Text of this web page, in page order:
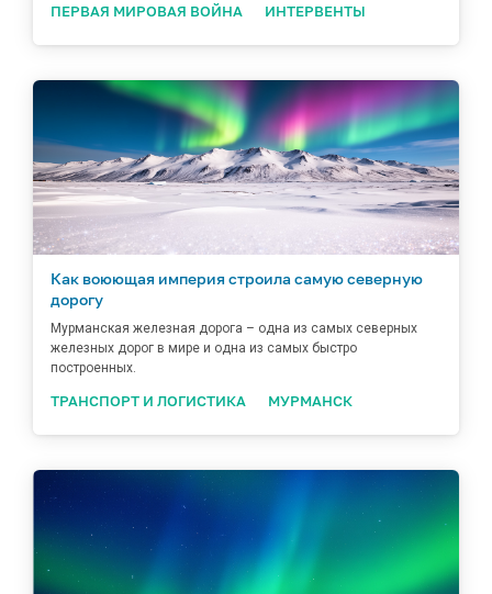
ПЕРВАЯ МИРОВАЯ ВОЙНА ИНТЕРВЕНТЫ
Как воюющая империя строила самую северную
дорогу
Мурманская железная дорога – одна из самых северных
железных дорог в мире и одна из самых быстро
построенных.
ТРАНСПОРТ И ЛОГИСТИКА МУРМАНСК